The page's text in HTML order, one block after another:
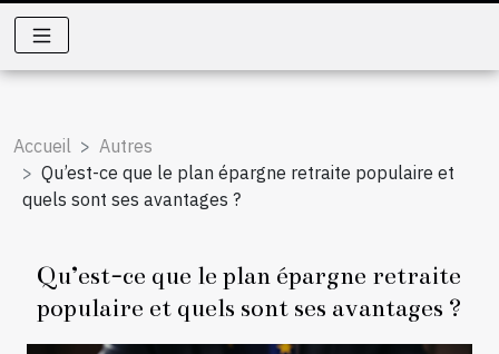
Accueil
Autres
Qu’est-ce que le plan épargne retraite populaire et
quels sont ses avantages ?
Qu’est-ce que le plan épargne retraite
populaire et quels sont ses avantages ?